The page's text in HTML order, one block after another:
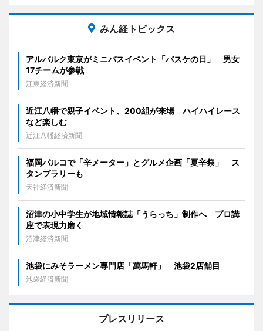
みん経トピックス
アルバルク東京がミニバスイベント「バスケの日」 男女
17チームが参戦
江東経済新聞
近江八幡で親子イベント、200組が来場 ハイハイレース
など楽しむ
近江八幡経済新聞
福岡パルコで「辛メーター」とグルメ企画「夏辛祭」 ス
タンプラリーも
天神経済新聞
沼津の小中学生が地域情報誌「うらっち」制作へ プロ講
座で表現力磨く
沼津経済新聞
池袋にみそラーメン専門店「萬馬軒」 池袋2店舗目
池袋経済新聞
プレスリリース